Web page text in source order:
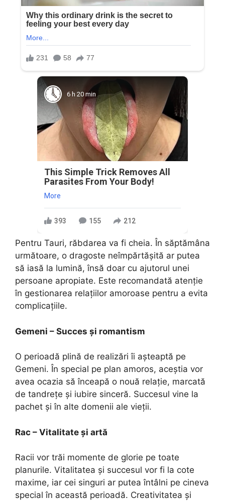
6 h 20 min
This Simple Trick Removes All
Parasites From Your Body!
More
393 155 212
Pentru Tauri, răbdarea va fi cheia. În săptămâna
următoare, o dragoste neîmpărtășită ar putea
să iasă la lumină, însă doar cu ajutorul unei
persoane apropiate. Este recomandată atenție
în gestionarea relațiilor amoroase pentru a evita
complicațiile.
Gemeni – Succes și romantism
O perioadă plină de realizări îi așteaptă pe
Gemeni. În special pe plan amoros, aceștia vor
avea ocazia să înceapă o nouă relație, marcată
de tandrețe și iubire sinceră. Succesul vine la
pachet și în alte domenii ale vieții.
Rac – Vitalitate și artă
Racii vor trăi momente de glorie pe toate
planurile. Vitalitatea și succesul vor fi la cote
maxime, iar cei singuri ar putea întâlni pe cineva
special în această perioadă. Creativitatea și